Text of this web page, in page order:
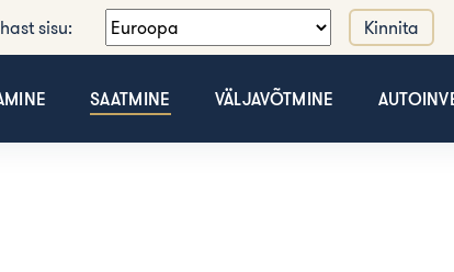
sisu: Kinnita
SAATMINE VÄLJAVÕTMINE